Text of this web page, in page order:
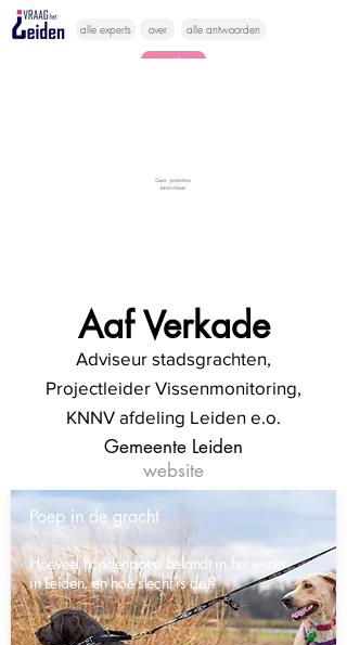
alle experts over alle antwoorden
vragen lessen
Aaf Verkade
Adviseur stadsgrachten,
Projectleider Vissenmonitoring,
KNNV afdeling Leiden e.o.
Gemeente Leiden
website
Poep in de gracht
Hoeveel hondenpoep belandt in het water
in Leiden, en hoe slecht is dat?